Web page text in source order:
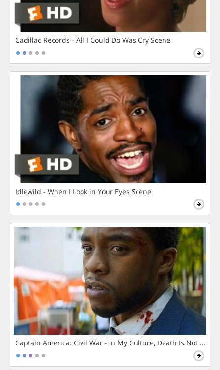
Cadillac Records - All I Could Do Was Cry Scene
Idlewild - When I Look in Your Eyes Scene
Captain America: Civil War - In My Culture, Death Is Not The